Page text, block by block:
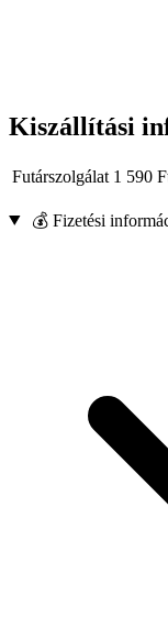
Kiszállítási
Futárszolgálat 1 590
💰 Fizetési